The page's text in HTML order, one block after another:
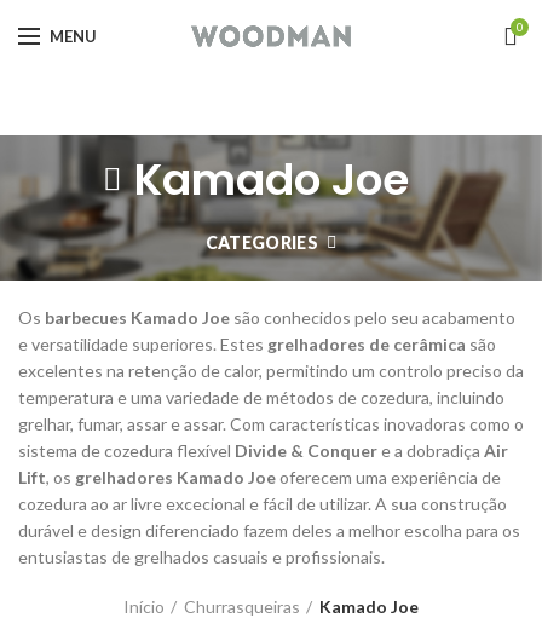
MENU 0
Kamado Joe
CATEGORIES
Os barbecues Kamado Joe são conhecidos pelo seu acabamento
e versatilidade superiores. Estes grelhadores de cerâmica são
excelentes na retenção de calor, permitindo um controlo preciso da
temperatura e uma variedade de métodos de cozedura, incluindo
grelhar, fumar, assar e assar. Com características inovadoras como o
sistema de cozedura flexível Divide & Conquere a dobradiça Air
Lift, os grelhadores Kamado Joeoferecem uma experiência de
cozedura ao ar livre excecional e fácil de utilizar. A sua construção
durável e design diferenciado fazem deles a melhor escolha para os
entusiastas de grelhados casuais e profissionais.
Início Churrasqueiras Kamado Joe